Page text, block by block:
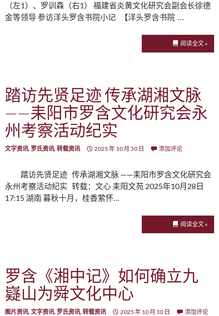
（左1）、罗训森（右1） 福建省炎黄文化研究会副会长徐德
金等领导 参访洋头罗含书院小记 【洋头罗含书院 …
阅读全文 »
踏访先贤足迹 传承湖湘文脉
——耒阳市罗含文化研究会永
州考察活动纪实
文字资讯, 罗氏资讯, 转载资讯 2025 年 10 月 30 日 添加评论
踏访先贤足迹 传承湖湘文脉 ——耒阳市罗含文化研究会
永州考察活动纪实 转载：文心 耒阳文苑 2025年10月28日
17:15 湖南 暮秋十月，桂香萦怀…
阅读全文 »
罗含《湘中记》如何确立九
嶷山为舜文化中心
图片资讯, 文字资讯, 罗氏资讯, 转载资讯 2025 年 10 月 30 日 添加评论